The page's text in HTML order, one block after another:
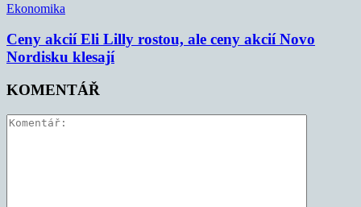
Ekonomika
Ceny akcií Eli Lilly rostou, ale ceny akcií Novo
Nordisku klesají
KOMENTÁŘ